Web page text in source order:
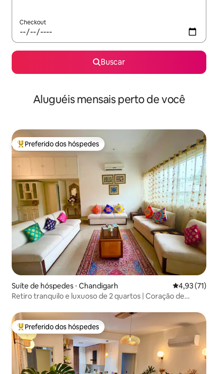
Checkout
Buscar
Aluguéis mensais perto de você
Entre os melhores preferidos dos hóspedes
Preferido dos hóspedes
Suíte de hóspedes ⋅ Chandigarh 4,93 de uma
4,93 (71)
Retiro tranquilo e luxuoso de 2 quartos | Coração de
Entre os melhores preferidos dos hóspedes
Preferido dos hóspedes